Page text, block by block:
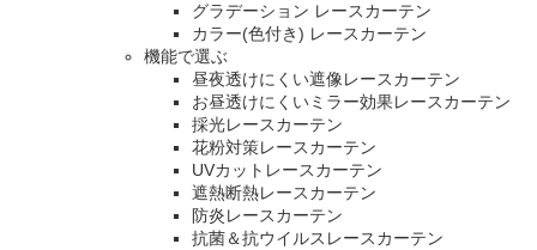
グラデーション レースカーテン
カラー(色付き) レースカーテン
機能で選ぶ
昼夜透けにくい遮像レースカーテン
お昼透けにくいミラー効果レースカーテン
採光レースカーテン
花粉対策レースカーテン
UVカットレースカーテン
遮熱断熱レースカーテン
防炎レースカーテン
抗菌＆抗ウイルスレースカーテン